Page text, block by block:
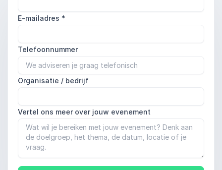
E-mailadres *
Telefoonnummer
Organisatie / bedrijf
Vertel ons meer over jouw evenement